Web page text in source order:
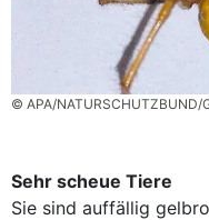
© APA/NATURSCHUTZBUND/
Sehr scheue Tiere
Sie sind auffällig